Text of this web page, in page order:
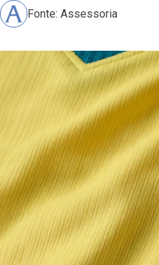
Fonte: Assessoria